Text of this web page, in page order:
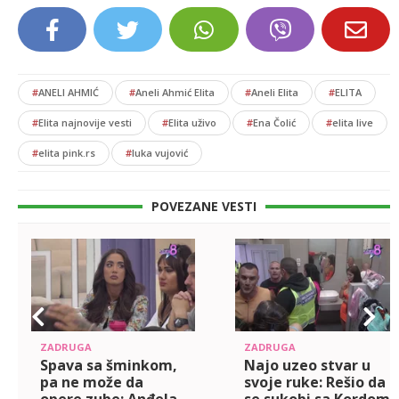
#ANELI AHMIĆ #Aneli Ahmić Elita #Aneli Elita #ELITA
#Elita najnovije vesti #Elita uživo #Ena Čolić #elita live
#elita pink.rs #luka vujović
POVEZANE VESTI
ZADRUGA
Spava sa šminkom,
pa ne može da
ZADRUGA
Najo uzeo stvar u
svoje ruke: Rešio da